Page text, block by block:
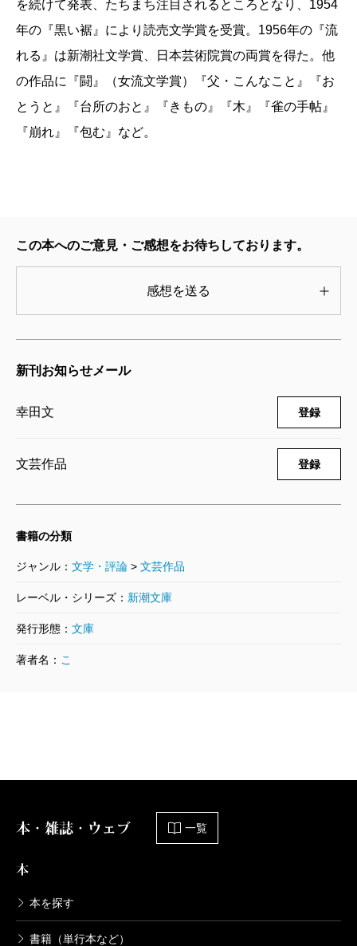
を続けて発表、たちまち注目されるところとなり、1954
年の『黒い裾』により読売文学賞を受賞。1956年の『流
れる』は新潮社文学賞、日本芸術院賞の両賞を得た。他
の作品に『闘』（女流文学賞）『父・こんなこと』『お
とうと』『台所のおと』『きもの』『木』『雀の手帖』
『崩れ』『包む』など。
この本へのご意見・ご感想をお待ちしております。
感想を送る
新刊お知らせメール
幸田文 登録
文芸作品 登録
書籍の分類
ジャンル： 文学・評論 > 文芸作品
レーベル・シリーズ： 新潮文庫
発行形態： 文庫
著者名： こ
本・雑誌・ウェブ 一覧
本
本を探す
書籍（単行本など）